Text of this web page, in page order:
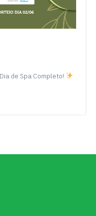
de Spa Completo!